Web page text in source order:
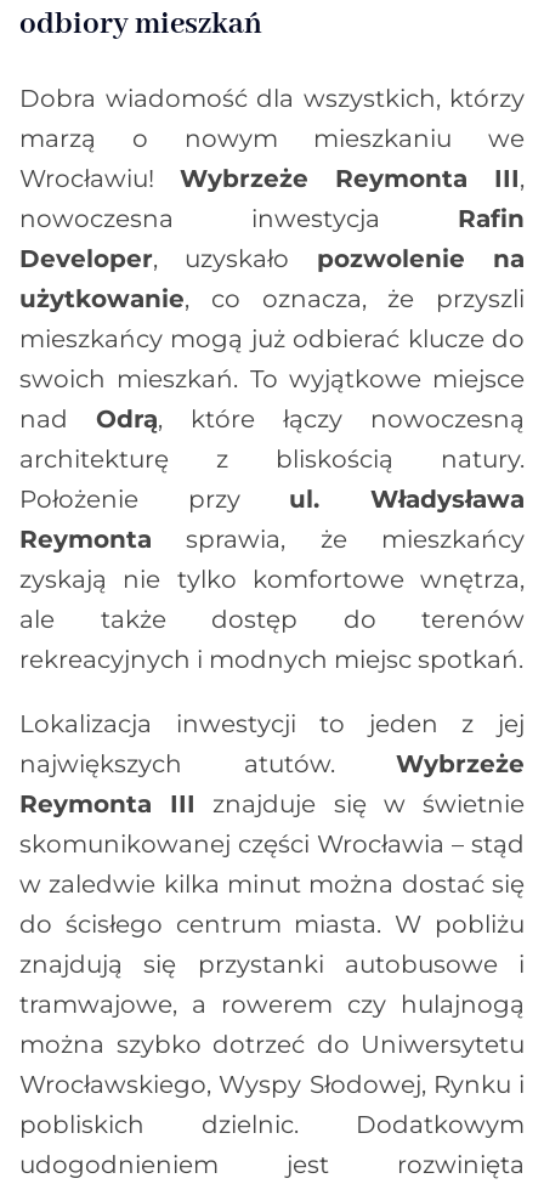
odbiory mieszkań
Dobra wiadomość dla wszystkich, którzy
marzą o nowym mieszkaniu we
Wrocławiu! Wybrzeże Reymonta III,
nowoczesna inwestycja Rafin
Developer, uzyskało pozwolenie na
użytkowanie, co oznacza, że przyszli
mieszkańcy mogą już odbierać klucze do
swoich mieszkań. To wyjątkowe miejsce
nad Odrą, które łączy nowoczesną
architekturę z bliskością natury.
Położenie przy ul. Władysława
Reymonta sprawia, że mieszkańcy
zyskają nie tylko komfortowe wnętrza,
ale także dostęp do terenów
rekreacyjnych i modnych miejsc spotkań.
Lokalizacja inwestycji to jeden z jej
największych atutów. Wybrzeże
Reymonta III znajduje się w świetnie
skomunikowanej części Wrocławia – stąd
w zaledwie kilka minut można dostać się
do ścisłego centrum miasta. W pobliżu
znajdują się przystanki autobusowe i
tramwajowe, a rowerem czy hulajnogą
można szybko dotrzeć do Uniwersytetu
Wrocławskiego, Wyspy Słodowej, Rynku i
pobliskich dzielnic. Dodatkowym
udogodnieniem jest rozwinięta